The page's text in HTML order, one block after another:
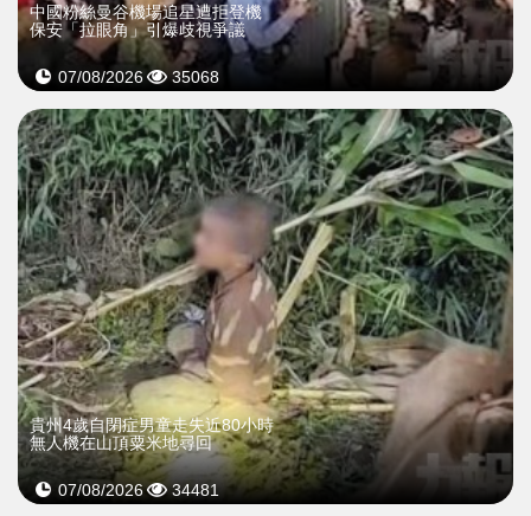
中國粉絲曼谷機場追星遭拒登機
保安「拉眼角」引爆歧視爭議
07/08/2026 35068
貴州4歲自閉症男童走失近80小時
無人機在山頂粟米地尋回
07/08/2026 34481